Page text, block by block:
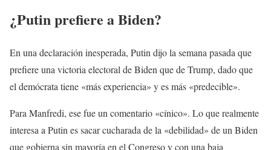
¿Putin prefiere a Biden?
En una declaración inesperada, Putin dijo la semana pasada que
prefiere una victoria electoral de Biden que de Trump, dado que
el demócrata tiene «más experiencia» y es más «predecible».
Para Manfredi, ese fue un comentario «cínico». Lo que realmente
interesa a Putin es sacar cucharada de la «debilidad» de un Biden
que gobierna sin mayoría en el Congreso y con una baja